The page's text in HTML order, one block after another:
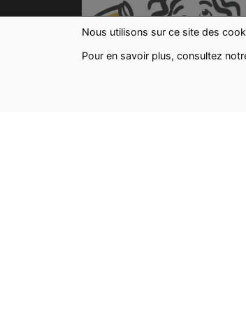
Nous utilisons sur ce site des
Pour en savoir plus, consultez